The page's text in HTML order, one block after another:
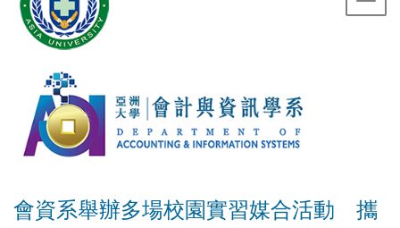
會資系舉辦多場校園實習媒合活動 攜